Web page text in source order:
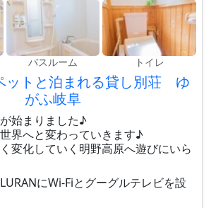
バスルーム トイレ
ットと泊まれる貸し別荘 ゆ
がふ岐阜
始まりました♪
界へと変わっていきます♪
変化していく明野高原へ遊びにいら
にWi-Fiとグーグルテレビを設